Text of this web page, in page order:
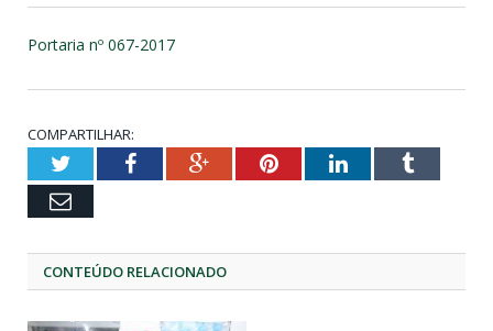
Portaria nº 067-2017
COMPARTILHAR:
TwitterFacebookGoogle+PinterestLinkedInTumblr
Email
CONTEÚDO RELACIONADO